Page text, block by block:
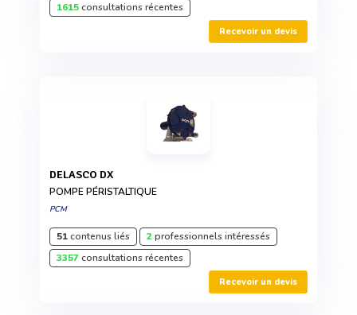
1615consultations récentes
Recevoir un devis
DELASCO DX
POMPE PÉRISTALTIQUE
PCM
51contenus liés 2professionnels intéressés
3357consultations récentes
Recevoir un devis